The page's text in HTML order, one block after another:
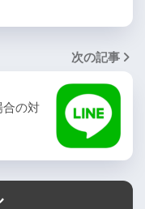
次の記事
合の対